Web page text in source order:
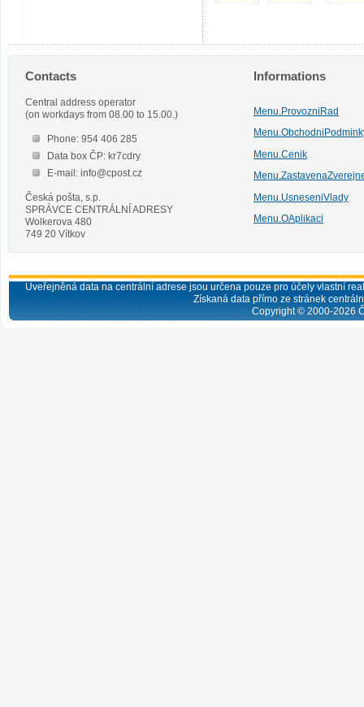
Contacts
Central address operator
(on workdays from 08.00 to 15.00.)
Phone: 954 406 285
Data box ČP: kr7cdry
E-mail: info@cpost.cz
Česká pošta, s.p.
SPRÁVCE CENTRÁLNÍ ADRESY
Wolkerova 480
749 20 Vítkov
Informations
Menu.ProvozniRad
Menu.Cenik
Menu.UsneseniVlady
Menu.OAplikaci
Uveřejněná data na centrální adrese jsou určena pouze pro účely vlastní
Získaná data přímo ze stránek
Copyright © 2000-2026